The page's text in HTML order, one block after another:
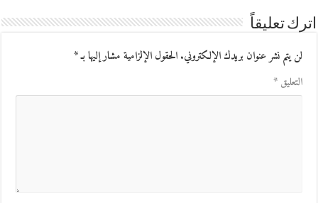
اترك تعليقاً
لن يتم نشر عنوان بريدك الإلكتروني.الحقول الإلزامية مشار إليها بـ*
التعليق*